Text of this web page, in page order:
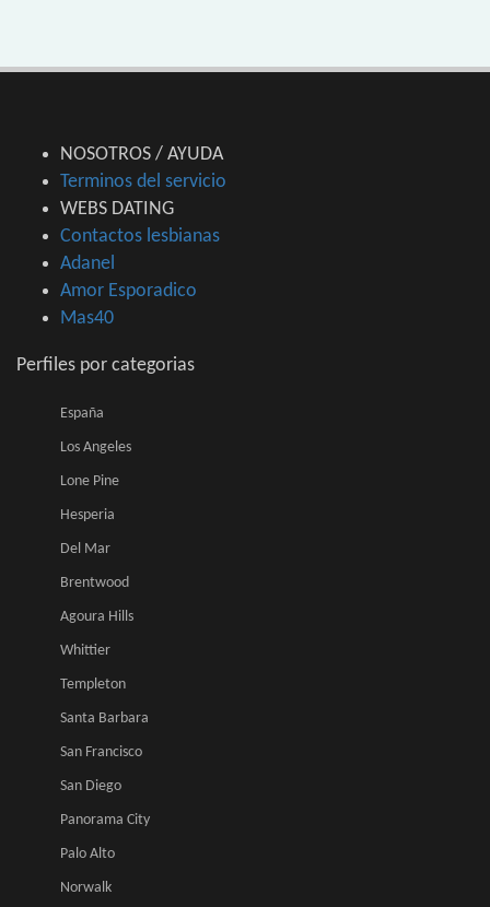
NOSOTROS / AYUDA
Terminos del servicio
WEBS DATING
Contactos lesbianas
Adanel
Amor Esporadico
Mas40
Perfiles por categorias
España
Los Angeles
Lone Pine
Hesperia
Del Mar
Brentwood
Agoura Hills
Whittier
Templeton
Santa Barbara
San Francisco
San Diego
Panorama City
Palo Alto
Norwalk